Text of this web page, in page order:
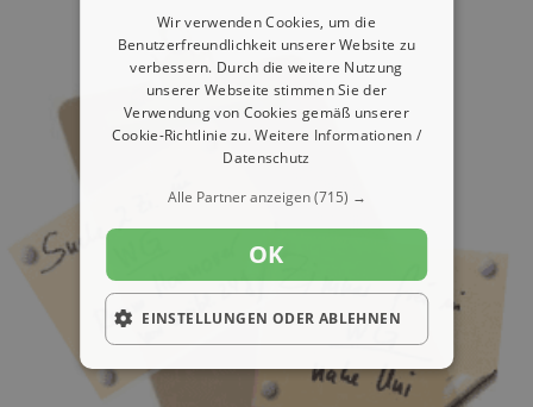
Wir verwenden Cookies, um die
Benutzerfreundlichkeit unserer Website zu
verbessern. Durch die weitere Nutzung
unserer Webseite stimmen Sie der
Verwendung von Cookies gemäß unserer
Cookie-Richtlinie zu.Weitere Informationen /
Datenschutz
Alle Partner anzeigen(715) →
OK
EINSTELLUNGEN ODER ABLEHNEN